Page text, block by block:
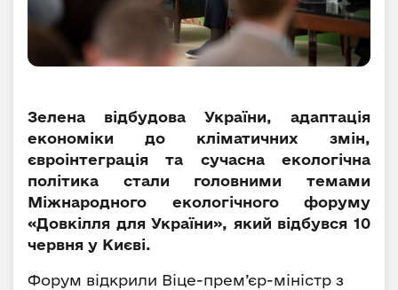
Зелена відбудова України, адаптація
економіки до кліматичних змін,
євроінтеграція та сучасна екологічна
політика стали головними темами
Міжнародного екологічного форуму
«Довкілля для України», який відбувся 10
червня у Києві.
Форум відкрили Віце-прем’єр-міністр з